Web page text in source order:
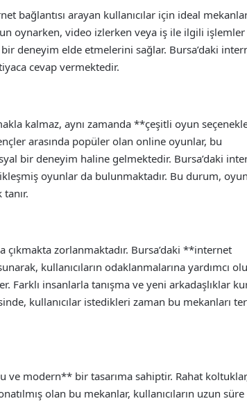
bağlantısı arayan kullanıcılar için ideal
oynarken, video izlerken veya iş ile ilgili işlemler
deneyim elde etmelerini sağlar. Bursa’daki
cevap vermektedir.
kalmaz, aynı zamanda **çeşitli oyun
arasında popüler olan online oyunlar, bu
bir deneyim haline gelmektedir. Bursa’daki
oyunlar da bulunmaktadır. Bu durum, oyun
çıkmakta zorlanmaktadır. Bursa’daki **internet
kullanıcıların odaklanmalarına yardımcı
Farklı insanlarla tanışma ve yeni arkadaşlıklar
kullanıcılar istedikleri zaman bu mekanları
ve modern** bir tasarıma sahiptir. Rahat
olan bu mekanlar, kullanıcıların uzun süre